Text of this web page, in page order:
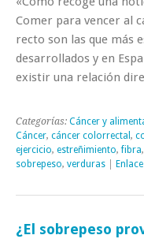
Comer para vencer al
recto son las que más
desarrollados y en
existir una relación
Categorías: Cáncer y
Cáncer, cáncer colorrectal ,
ejercicio, estreñimiento,fibra
sobrepeso, verduras
¿El sobrepeso